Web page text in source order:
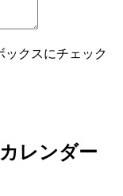
ックスにチェック
レンダー